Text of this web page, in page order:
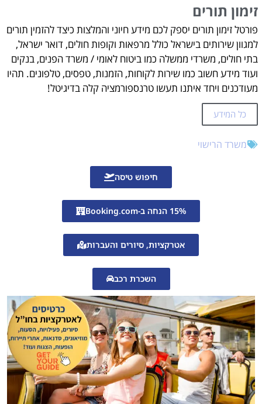
הנחיות חדשות להצהרת נהג
המסמכים הנדרשים להצהרת הנהג החדש
תהליך הגשת בקשה להצהרת הנהג החדש
מועדים וצירי זמן חשובים
היתרונות של תוכנית הליווי
תמיכה ומשאבים עבור מנהלי התקנים חדשים
כיצד השתנתה תוכנית הליווי במשרד התחבורה?
מי צריך להצהיר על הנהג החדש, ומתי?
אילו מסמכים נחוצים להצהרת הנהג החדש?
האם יש עונשים על אי ציות להצהרת הנהג החדש?
יתרונות הציות לתוכנית הצהרת הנהג והליווי החדש
זימון תורים
עזרה בהזמנת תורים אונליין?
זימון תורים
פורטל זימון תורים יספק לכם מידע חיוני והמלצות כיצד להזמין תורים
למגוון שירותים בישראל כולל מרפאות וקופות חולים, דואר ישראל,
בתי חולים, משרדי ממשלה כמו ביטוח לאומי / משרד הפנים, בנקים
ועוד מידע חשוב כמו שירות לקוחות, הזמנות, טפסים, טלפונים. תהיו
מעודכנים ויחד איתנו תעשו טרנספורמציה קלה בדיגיטל!
כל המידע
משרד הרישוי
חיפוש טיסה
15% הנחה ב-Booking.com
אטרקציות, סיורים והעברות
השכרת רכב